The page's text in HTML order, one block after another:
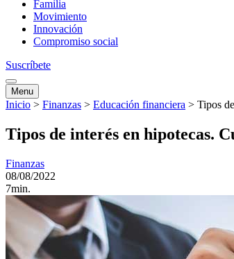
Familia
Movimiento
Innovación
Compromiso social
Suscríbete
Menu
Inicio > Finanzas > Educación financiera > Tipos
Tipos de interés en hipotecas.
Finanzas
08/08/2022
7min.